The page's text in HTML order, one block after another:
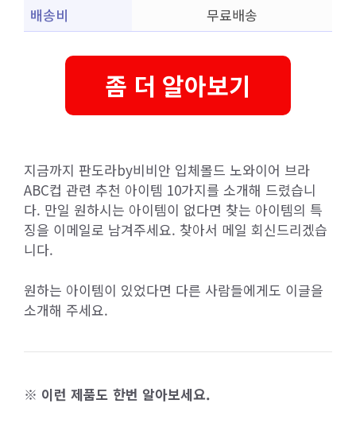
배송비
무료배송
좀 더 알아보기
지금까지 판도라by비비안 입체몰드 노와이어 브라
ABC컵 관련 추천 아이템 10가지를 소개해 드렸습니
다. 만일 원하시는 아이템이 없다면 찾는 아이템의 특
징을 이메일로 남겨주세요. 찾아서 메일 회신드리겠습
니다.
원하는 아이템이 있었다면 다른 사람들에게도 이글을
소개해 주세요.
※ 이런 제품도 한번 알아보세요.